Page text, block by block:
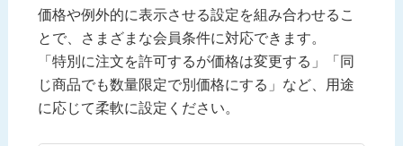
価格や例外的に表示させる設定を組み合わせるこ
とで、さまざまな会員条件に対応できます。
「特別に注文を許可するが価格は変更する」「同
じ商品でも数量限定で別価格にする」など、用途
に応じて柔軟に設定ください。